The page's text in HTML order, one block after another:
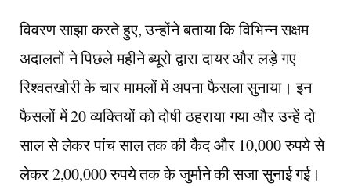
विवरण साझा करते हुए, उन्होंने बताया कि विभिन्न सक्षम
अदालतों ने पिछले महीने ब्यूरो द्वारा दायर और लड़े गए
रिश्वतखोरी के चार मामलों में अपना फैसला सुनाया। इन
फैसलों में 20 व्यक्तियों को दोषी ठहराया गया और उन्हें दो
साल से लेकर पांच साल तक की कैद और 10,000 रुपये से
लेकर 2,00,000 रुपये तक के जुर्माने की सजा सुनाई गई।